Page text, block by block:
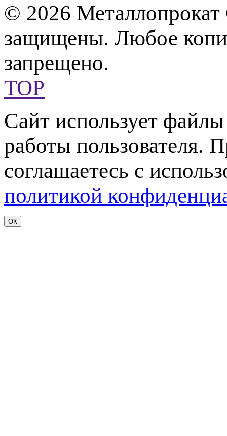
© 2026
защищены. Любое
запрещено.
TOP
Сайт использует
работы пользователя.
соглашаетесь с
политикой
ОК